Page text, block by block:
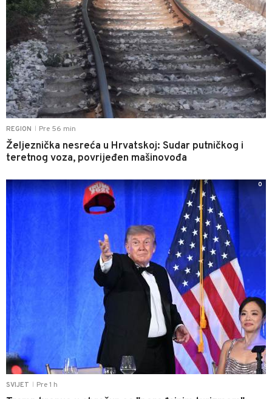
REGION Pre 56 min
Željeznička nesreća u Hrvatskoj: Sudar putničkog i
teretnog voza, povrijeđen mašinovođa
SVIJET Pre 1 h
0